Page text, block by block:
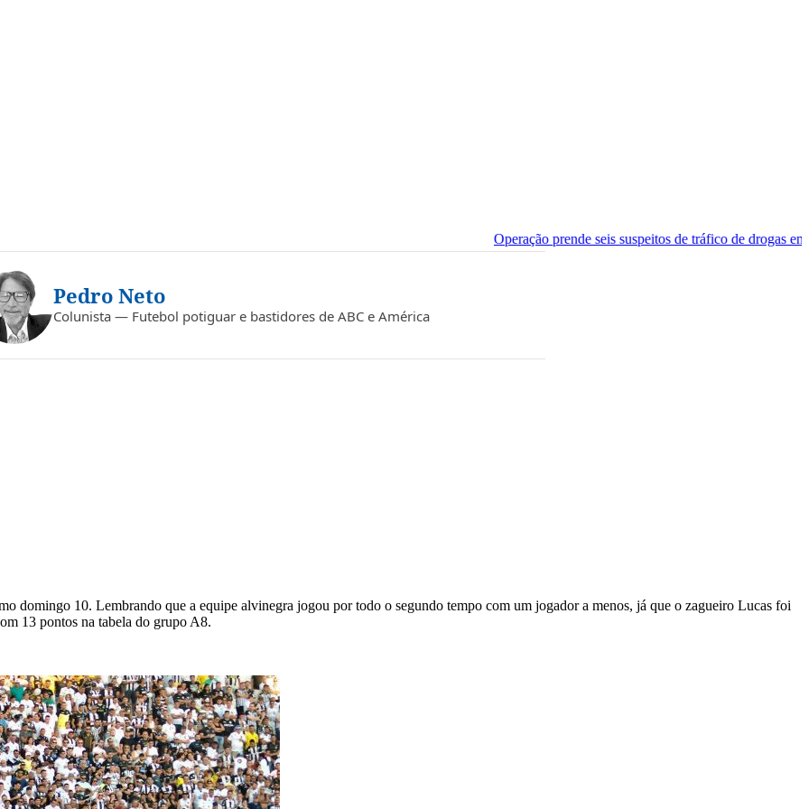
Operação prende seis suspeitos de tráfico de drogas em Pipa e Praia do
Pedro Neto
Colunista — Futebol potiguar e bastidores de ABC e América
domingo 10. Lembrando que a equipe alvinegra jogou por todo o segundo tempo com um jogador a menos, já que o zagueiro Lucas foi
13 pontos na tabela do grupo A8.